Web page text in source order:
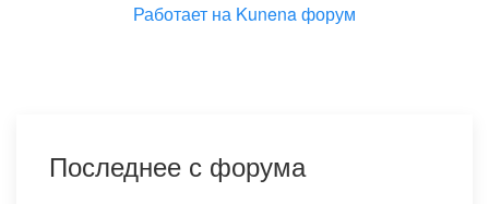
Работает на Kunena форум
Последнее с форума